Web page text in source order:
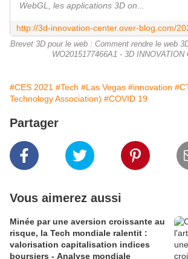
WebGL, les applications 3D on...
Brevet 3D pour le web : Comment rendre le web
WO2015177466A1 - 3D INNOVATION
#CES 2021 #Tech #Las Vegas #innovation
Technology Association) #COVID 19
Partager
Vous aimerez aussi
Minée par une aversion croissante au
risque, la Tech mondiale ralentit :
valorisation capitalisation indices
boursiers - Analyse mondiale